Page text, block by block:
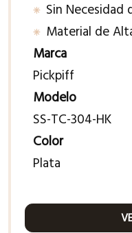
Sin Necesidad
Material de
Marca
Pickpiff
Modelo
SS-TC-304-HK
Color
Plata